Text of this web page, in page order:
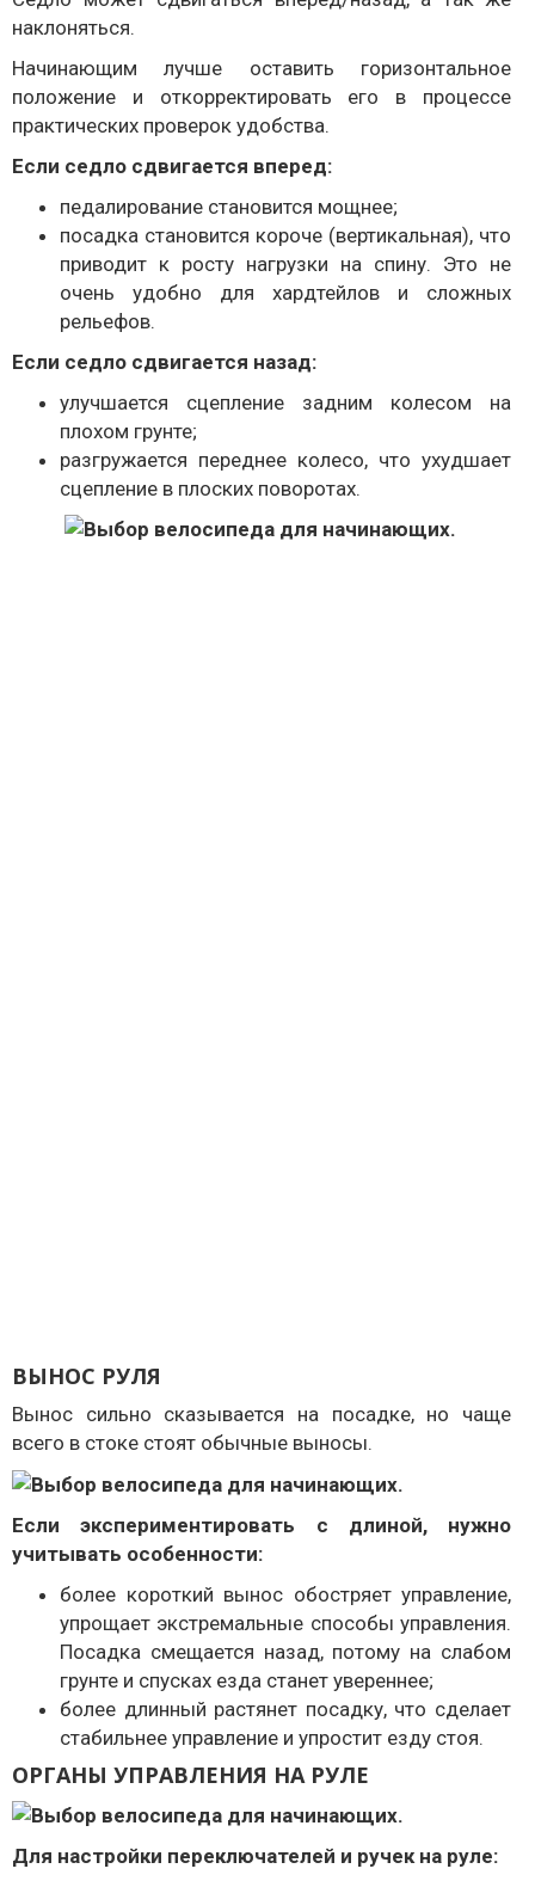
наклоняться.
Начинающим лучше оставить горизонтальное
положение и откорректировать его в процессе
практических проверок удобства.
Если седло сдвигается вперед:
педалирование становится мощнее;
посадка становится короче (вертикальная), что
приводит к росту нагрузки на спину. Это не
очень удобно для хардтейлов и сложных
рельефов.
Если седло сдвигается назад:
улучшается сцепление задним колесом на
плохом грунте;
разгружается переднее колесо, что ухудшает
сцепление в плоских поворотах.
ВЫНОС РУЛЯ
Вынос сильно сказывается на посадке, но чаще
всего в стоке стоят обычные выносы.
Если экспериментировать с длиной, нужно
учитывать особенности:
более короткий вынос обостряет управление,
упрощает экстремальные способы управления.
Посадка смещается назад, потому на слабом
грунте и спусках езда станет увереннее;
более длинный растянет посадку, что сделает
стабильнее управление и упростит езду стоя.
ОРГАНЫ УПРАВЛЕНИЯ НА РУЛЕ
Для настройки переключателей и ручек на руле: